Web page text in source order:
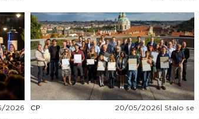
/2026 CP 20/05/2026| Stalo se